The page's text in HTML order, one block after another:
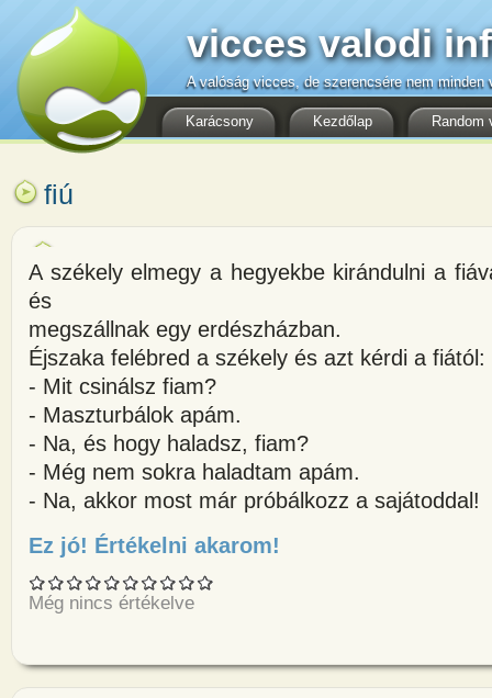
Karácsony Kezdőlap Random
vicces valodi
A valóság vicces, de szerencsére nem minden
fiú
A székely elmegy a hegyekbe kirándulni a
és
megszállnak egy erdészházban.
Éjszaka felébred a székely és azt kérdi a fiától:
- Mit csinálsz fiam?
- Maszturbálok apám.
- Na, és hogy haladsz, fiam?
- Még nem sokra haladtam apám.
- Na, akkor most már próbálkozz a sajátoddal!
Ez jó! Értékelni akarom!
Még nincs értékelve